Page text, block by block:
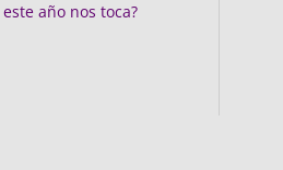
año nos toca?